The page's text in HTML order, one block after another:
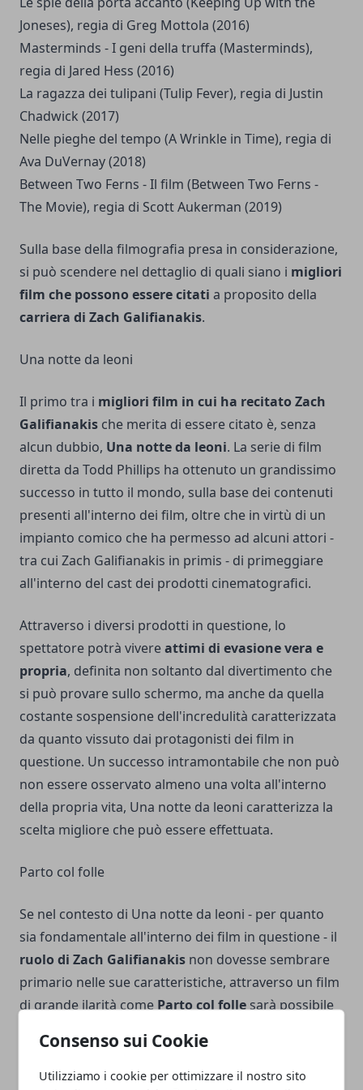
Consenso sui Cookie
Utilizziamo i cookie per ottimizzare il nostro sito
Joneses), regia di Greg Mottola (2016)
Masterminds - I geni della truffa (Masterminds),
regia di Jared Hess (2016)
La ragazza dei tulipani (Tulip Fever), regia di Justin
Chadwick (2017)
Nelle pieghe del tempo (A Wrinkle in Time), regia di
Ava DuVernay (2018)
Between Two Ferns - Il film (Between Two Ferns -
The Movie), regia di Scott Aukerman (2019)
Sulla base della filmografia presa in considerazione,
si può scendere nel dettaglio di quali siano i migliori
film che possono essere citati a proposito della
carriera di Zach Galifianakis.
Una notte da leoni
Il primo tra i migliori film in cui ha recitato Zach
Galifianakis che merita di essere citato è, senza
alcun dubbio, Una notte da leoni. La serie di film
diretta da Todd Phillips ha ottenuto un grandissimo
successo in tutto il mondo, sulla base dei contenuti
presenti all'interno dei film, oltre che in virtù di un
impianto comico che ha permesso ad alcuni attori -
tra cui Zach Galifianakis in primis - di primeggiare
all'interno del cast dei prodotti cinematografici.
Attraverso i diversi prodotti in questione, lo
spettatore potrà vivereattimi di evasione vera e
propria, definita non soltanto dal divertimento che
si può provare sullo schermo, ma anche da quella
costante sospensione dell'incredulità caratterizzata
da quanto vissuto dai protagonisti dei film in
questione. Un successo intramontabile che non può
non essere osservato almeno una volta all'interno
della propria vita, Una notte da leoni caratterizza la
scelta migliore che può essere effettuata.
Parto col folle
Se nel contesto di Una notte da leoni - per quanto
sia fondamentale all'interno dei film in questione - il
ruolo di Zach Galifianakis non dovesse sembrare
primario nelle sue caratteristiche, attraverso un film
di grande ilarità come Parto col follesarà possibile
protagonista della pellicola. All'interno del prodotto
cinematografico, Zach Galifianakis recita al fianco di